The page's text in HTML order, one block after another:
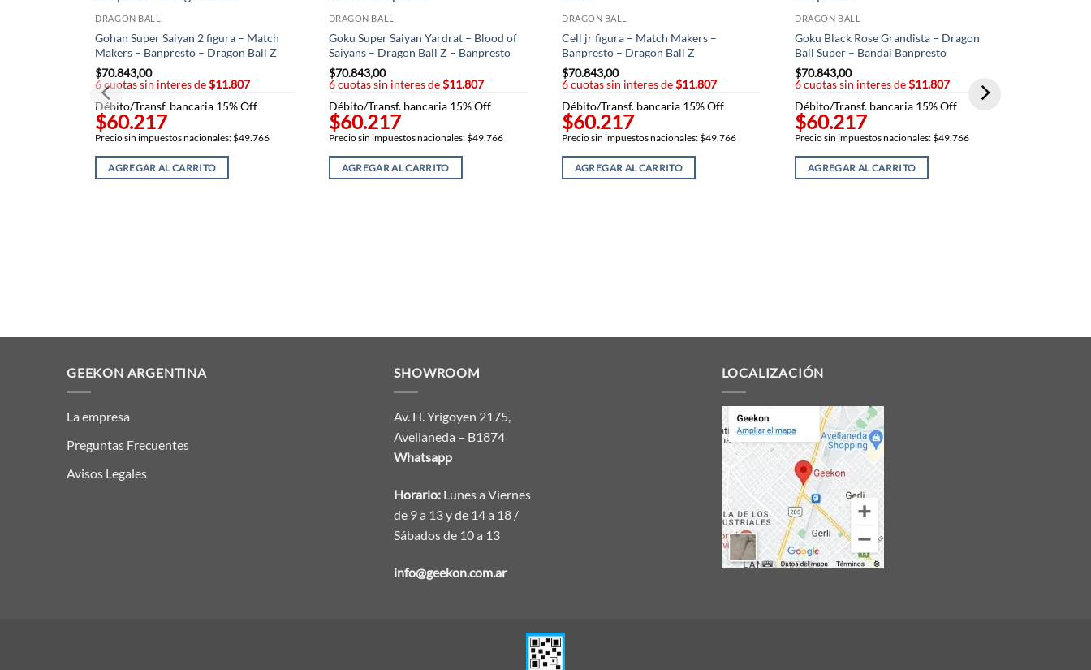
DRAGON BALL
Gohan Super Saiyan 2 figura – Match
Makers – Banpresto – Dragon Ball Z
$70.843,00
6 cuotas sin interes de$11.807
Débito/Transf. bancaria 15% Off
$60.217
Precio sin impuestos nacionales: $49.766
AGREGAR AL CARRITO
DRAGON BALL
Goku Super Saiyan Yardrat – Blood of
Saiyans – Dragon Ball Z – Banpresto
$70.843,00
6 cuotas sin interes de$11.807
Débito/Transf. bancaria 15% Off
$60.217
Precio sin impuestos nacionales: $49.766
AGREGAR AL CARRITO
DRAGON BALL
Cell jr figura – Match Makers –
Banpresto – Dragon Ball Z
$70.843,00
6 cuotas sin interes de$11.807
Débito/Transf. bancaria 15% Off
$60.217
Precio sin impuestos nacionales: $49.766
AGREGAR AL CARRITO
DRAGON BALL
Goku Black Rose Grandista – Dragon
Ball Super – Bandai Banpresto
$70.843,00
6 cuotas sin interes de$11.807
Débito/Transf. bancaria 15% Off
$60.217
Precio sin impuestos nacionales: $49.766
AGREGAR AL CARRITO
GEEKON ARGENTINA
La empresa
Preguntas Frecuentes
Avisos Legales
SHOWROOM
Av. H. Yrigoyen 2175,
Avellaneda – B1874
Whatsapp
Horario: Lunes a Viernes
de 9 a 13 y de 14 a 18 /
Sábados de 10 a 13
info@geekon.com.ar
LOCALIZACIÓN